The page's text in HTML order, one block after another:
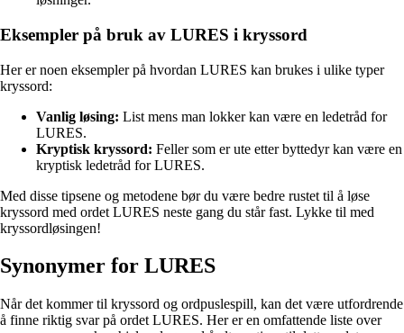
Eksempler på bruk av LURES i kryssord
Her er noen eksempler på hvordan LURES kan brukes i ulike typer
kryssord:
Vanlig løsing: List mens man lokker kan være en ledetråd for
LURES.
Kryptisk kryssord: Feller som er ute etter byttedyr kan være en
kryptisk ledetråd for LURES.
Med disse tipsene og metodene bør du være bedre rustet til å løse
kryssord med ordet LURES neste gang du står fast. Lykke til med
kryssordløsingen!
Synonymer for LURES
Når det kommer til kryssord og ordpuslespill, kan det være utfordrende
å finne riktig svar på ordet LURES. Her er en omfattende liste over